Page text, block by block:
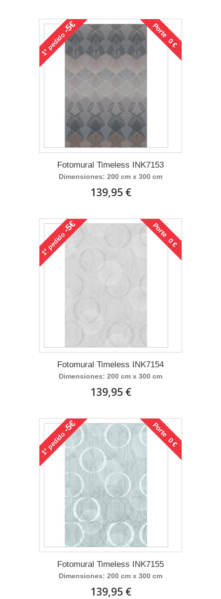
1°
pedido
-5€ Porte 0 €
Fotomural Timeless INK7153
Dimensiones: 200 cm x 300 cm
139,95 €
1°
pedido
-5€ Porte 0 €
Fotomural Timeless INK7154
Dimensiones: 200 cm x 300 cm
139,95 €
1°
pedido
-5€ Porte 0 €
Fotomural Timeless INK7155
Dimensiones: 200 cm x 300 cm
139,95 €